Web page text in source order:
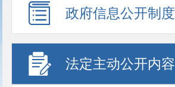
政府信息公开制度
法定主动公开内容